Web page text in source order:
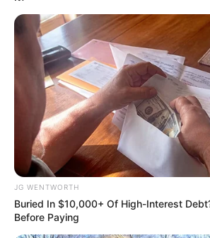
Walgreens Hides This $1 Generic
Aisle It's Really In.
FRIDAY PLANS
JG WENTWORTH
Buried In $10,000+ Of High-Interest
Before Paying